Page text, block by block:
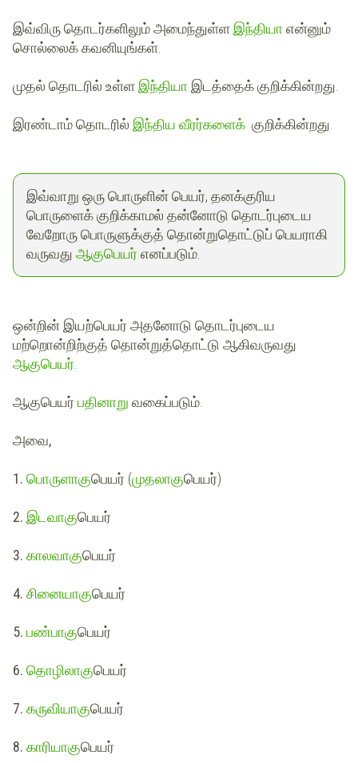
இவ்விரு தொடர்களிலும் அமைந்துள்ளஇந்தியாஎன்னும்
சொல்லைக் கவனியுங்கள்.
முதல் தொடரில் உள்ளஇந்தியாஇடத்தைக் குறிக்கின்றது.
இரண்டாம்தொடரில் இந்திய வீரர்களைக் குறிக்கின்றது.
இவ்வாறு ஒரு பொருளின் பெயர், தனக்குரிய
பொருளைக் குறிக்காமல் தன்னோடு தொடர்புடைய
வேறோரு பொருளுக்குத் தொன்றுதொட்டுப் பெயராகி
வருவது ஆகுபெயர்எனப்படும்.
ஒன்றின் இயற்பெயர்அதனோடு தொடர்புடைய
மற்றொன்றிற்குத் தொன்றுத்தொட்டு ஆகிவருவது
ஆகுபெயர்.
ஆகுபெயர்பதினாறு வகைப்படும்.
அவை,
1. பொருளாகுபெயர் (முதலாகுபெயர்)
2. இடவாகுபெயர்
3. காலவாகுபெயர்
4. சினையாகுபெயர்
5. பண்பாகுபெயர்
6. தொழிலாகுபெயர்
7. கருவியாகுபெயர்
8. காரியாகுபெயர்